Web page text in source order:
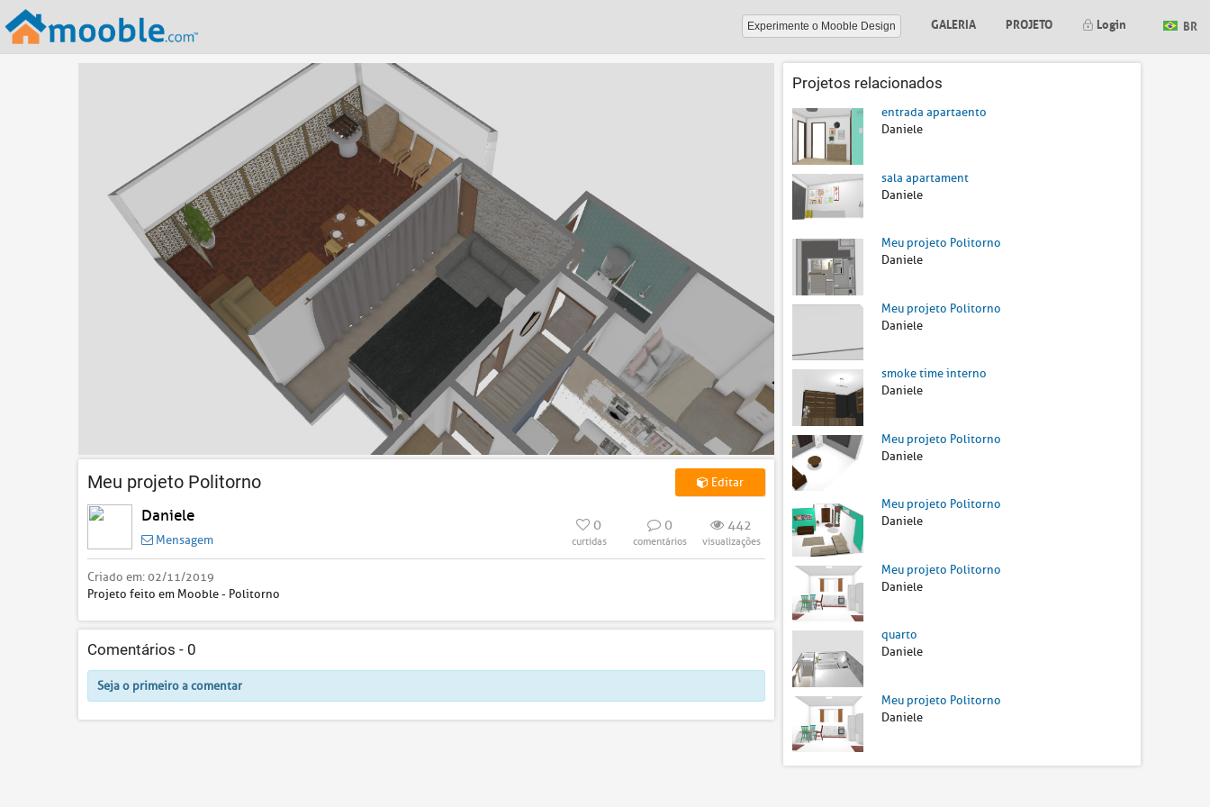
Experimente o Mooble Design GALERIA PROJETO Login BR
Meu projeto Politorno Editar
Daniele
Mensagem
0
curtidas
0
comentários
442
visualizações
Criado em:02/11/2019
Projeto feito em Mooble - Politorno
Comentários - 0
Seja o primeiro a comentar
Projetos relacionados
entrada apartaento
Daniele
sala apartament
Daniele
Meu projeto Politorno
Daniele
Meu projeto Politorno
Daniele
smoke time interno
Daniele
Meu projeto Politorno
Daniele
Meu projeto Politorno
Daniele
Meu projeto Politorno
Daniele
quarto
Daniele
Meu projeto Politorno
Daniele